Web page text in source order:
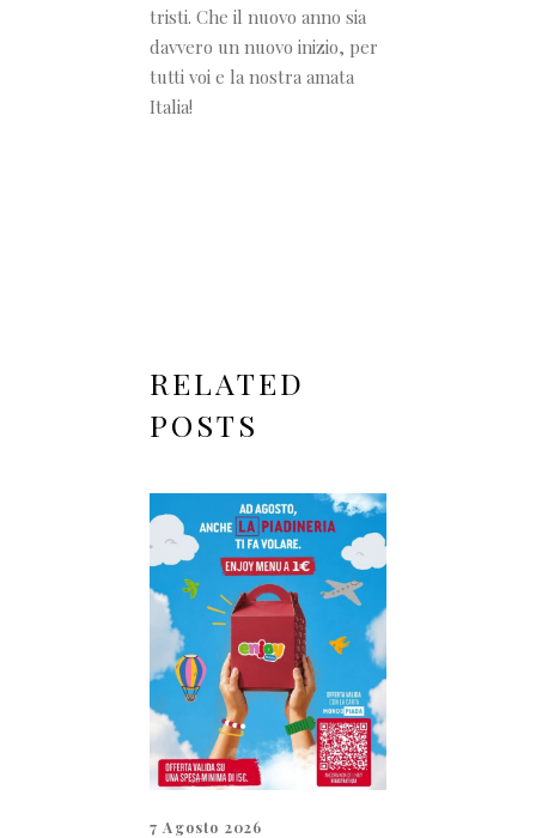
tristi. Che il nuovo anno sia
davvero un nuovo inizio, per
tutti voi e la nostra amata
Italia!
RELATED
POSTS
7 Agosto 2026